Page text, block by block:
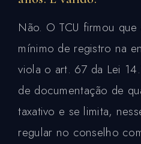
Não. O TCU firmou
mínimo de registro na
viola o art. 67 da Lei
de documentação de
taxativo e se limita,
regular no conselho